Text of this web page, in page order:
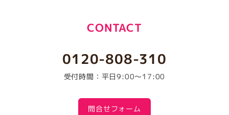
CONTACT
0120-808-310
受付時間：平日9:00～17:00
問合せフォーム